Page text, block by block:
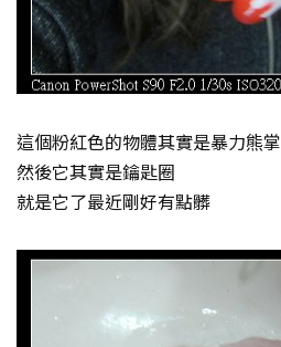
這個粉紅色的物體其實是暴力熊掌
然後它其實是鑰匙圈
就是它了最近剛好有點髒